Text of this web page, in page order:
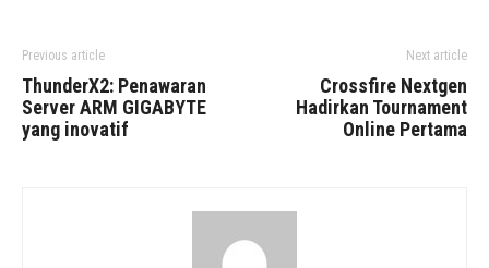
Previous article
ThunderX2: Penawaran
Server ARM GIGABYTE
yang inovatif
Next article
Crossfire Nextgen
Hadirkan Tournament
Online Pertama